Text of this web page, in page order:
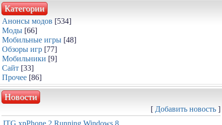
Категории
Анонсы модов [534]
Моды [66]
Мобильные игры [48]
Обзоры игр [77]
Мобильники [9]
Сайт [33]
Прочее [86]
Новости
[ Добавить новость ]
ITG xpPhone 2 Running Windows 8